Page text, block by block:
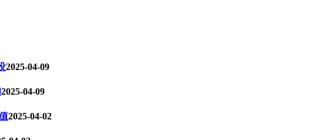
2025-04-09
2025-04-09
2025-04-02